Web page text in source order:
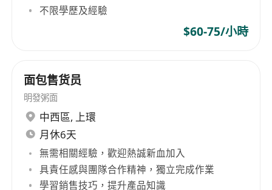
不限學歷及經驗
$60-75/小時
面包售货员
明發粥面
中西區, 上環
月休6天
無需相關經驗，歡迎熱誠新血加入
具責任感與團隊合作精神，獨立完成作業
學習銷售技巧，提升產品知識